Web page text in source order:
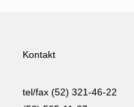
Kontakt
tel/fax (52) 321-46-22